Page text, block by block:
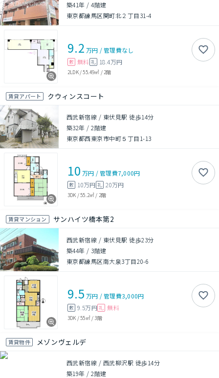
築41年 /4階建
東京都練馬区関町北２丁目31-4
9.2 万円 /管理費なし
敷 無料 礼 18.4万円
2LDK/55.49㎡ / 2階
賃貸アパート クウィンスコート
西武新宿線 / 東伏見駅 徒歩14分
築32年 /2階建
東京都西東京市中町５丁目1-13
10 万円 /管理費7,000円
敷 10万円 礼 20万円
3DK /55.2㎡ / 2階
賃貸マンション サンハイツ橋本第2
西武新宿線 / 東伏見駅 徒歩23分
築44年 / 3階建
東京都練馬区南大泉3丁目20-6
9.5 万円 /管理費3,000円
敷 9.5万円 礼 無料
3DK /55㎡/3階
賃貸物件 メゾンヴェルデ
西武新宿線 / 西武柳沢駅 徒歩14分
築19年 /2階建